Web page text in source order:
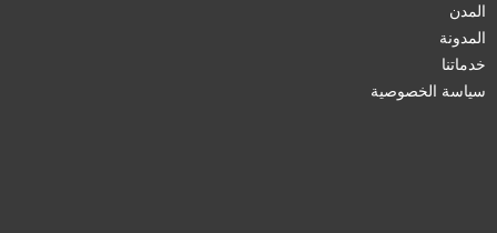
المدن
المدونة
خدماتنا
سياسة الخصوصية